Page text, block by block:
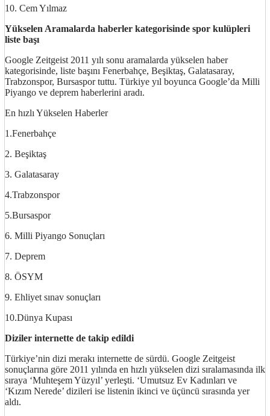
10. Cem Yılmaz
Yükselen Aramalarda haberler kategorisinde spor kulüpleri
liste başı
Google Zeitgeist 2011 yılı sonu aramalarda yükselen haber
kategorisinde, liste başını Fenerbahçe, Beşiktaş, Galatasaray,
Trabzonspor, Bursaspor tuttu. Türkiye yıl boyunca Google’da Milli
Piyango ve deprem haberlerini aradı.
En hızlı Yükselen Haberler
1.Fenerbahçe
2. Beşiktaş
3. Galatasaray
4.Trabzonspor
5.Bursaspor
6. Milli Piyango Sonuçları
7. Deprem
8. ÖSYM
9. Ehliyet sınav sonuçları
10.Dünya Kupası
Diziler internette de takip edildi
Türkiye’nin dizi merakı internette de sürdü. Google Zeitgeist
sonuçlarına göre 2011 yılında en hızlı yükselen dizi sıralamasında ilk
sıraya ‘Muhteşem Yüzyıl’ yerleşti. ‘Umutsuz Ev Kadınları ve
‘Kızım Nerede’ dizileri ise listenin ikinci ve üçüncü sırasında yer
aldı.